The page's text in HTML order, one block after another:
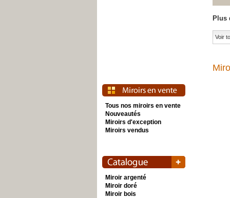
Plus
Voir
Tous nos miroirs en vente
Nouveautés
Miroirs d'exception
Miroirs vendus
Miroir argenté
Miroir doré
Miroir bois